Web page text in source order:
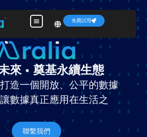
免費試用
來 • 奠基永續生態
造一個開放、公平的數據
數據真正應用在生活之
聯繫我們